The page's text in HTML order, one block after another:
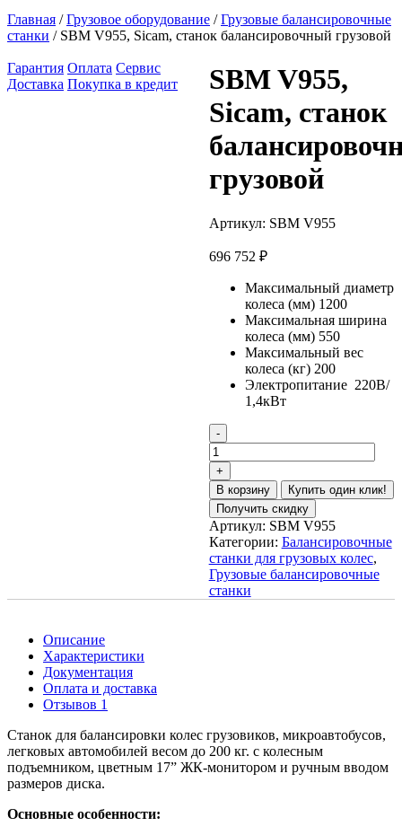
Главная /Грузовое оборудование /Грузовые балансировочные
станки / SBM V955, Sicam, станок балансировочный грузовой
Гарантия Оплата Сервис
Доставка Покупка в кредит
SBM V955,
Sicam, станок
грузовой
Артикул: SBM V955
696 752 ₽
Максимальный диаметр
колеса (мм) 1200
Максимальная ширина
колеса (мм) 550
Максимальный вес
колеса (кг) 200
Электропитание 220В/
1,4кВт
В корзину
Купить один клик!
Получить скидку
Артикул: SBM V955
Категории: Балансировочные
станки для грузовых колес,
Грузовые балансировочные
станки
Описание
Характеристики
Документация
Оплата и доставка
Отзывов 1
Станок для балансировки колес грузовиков, микроавтобусов,
легковых автомобилей весом до 200 кг. c колесным
подъемником, цветным 17” ЖК-монитором и ручным вводом
размеров диска.
Основные особенности: